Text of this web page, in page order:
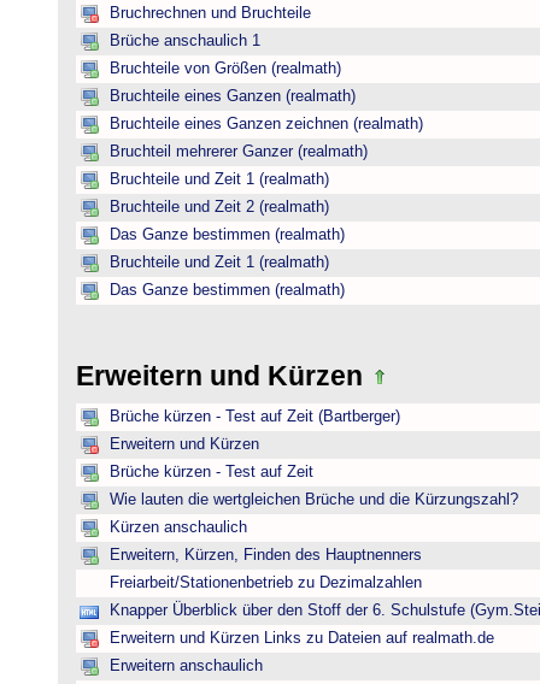
Bruchrechnen und Bruchteile
Brüche anschaulich 1
Bruchteile von Größen (realmath)
Bruchteile eines Ganzen (realmath)
Bruchteile eines Ganzen zeichnen (realmath)
Bruchteil mehrerer Ganzer (realmath)
Bruchteile und Zeit 1 (realmath)
Bruchteile und Zeit 2 (realmath)
Das Ganze bestimmen (realmath)
Bruchteile und Zeit 1 (realmath)
Das Ganze bestimmen (realmath)
Erweitern und Kürzen
Brüche kürzen - Test auf Zeit (Bartberger)
Erweitern und Kürzen
Brüche kürzen - Test auf Zeit
Wie lauten die wertgleichen Brüche und die Kürzungszahl?
Kürzen anschaulich
Erweitern, Kürzen, Finden des Hauptnenners
Freiarbeit/Stationenbetrieb zu Dezimalzahlen
Knapper Überblick über den Stoff der 6. Schulstufe
Erweitern und Kürzen Links zu Dateien auf realmath.de
Erweitern anschaulich